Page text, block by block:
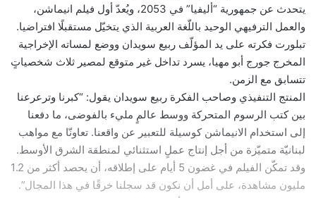
يتحدث عن جمهورية “أليفيا” في 2053، ويُعدّ أول فيلم انيماشن،
والعمل الترفيهي الوحيد باللّغة العربية الذي يتخيّل مستقبلًا افتراضيا.
تبلورت فكرته على يد المؤلّف ربيع سويدان ووضع لمساته الإخراجية
المخرج جورج أبو مهيا، يسرد تداخل غير متوقع لمصير ثلاث شخصياتٍ
تتسابق مع الزمن.
المنتج التنفيذي وصاحب الفكرة ربيع سويدان يقول: “كبرنا وترعرعنا
بين كتب الرسوم المتحركة ووسط عالمٍ مليء بالفوضى، ما دفعنا
إلى استخدام الانيماشن كوسيلة للتعبير عن واقعنا. تعاونّا مع مواهب
لبنانيّة متميّزة من أجل إنتاج عملٍ استثنائي لمنطقة الشرق الأوسط.
وقد تمكّن الفيلم في غضون 5 أيام على إطلاقه، أن يحصد أكثر من 1.2
مليون مشاهدة، على أمل أن نكون قد سجلنا خرقًا في هذا المجال”.